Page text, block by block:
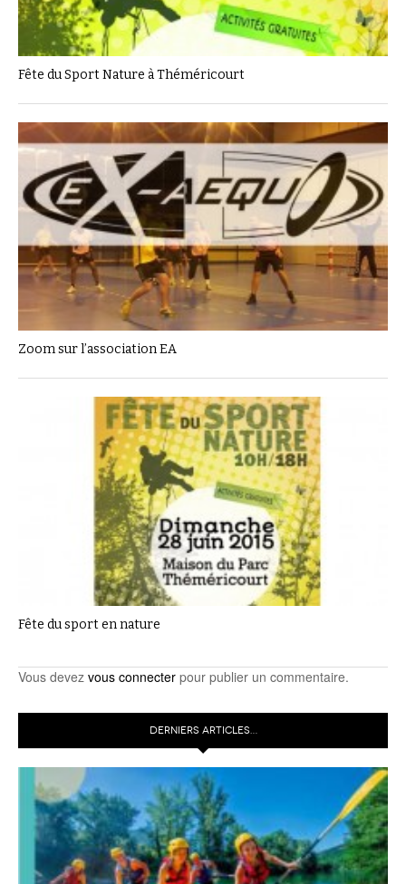
Fête du Sport Nature à Théméricourt
Zoom sur l’association EA
Fête du sport en nature
Vous devez vous connecter pour publier un commentaire.
DERNIERS ARTICLES…